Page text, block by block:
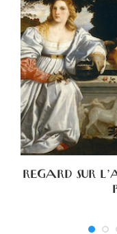
REGARD SUR